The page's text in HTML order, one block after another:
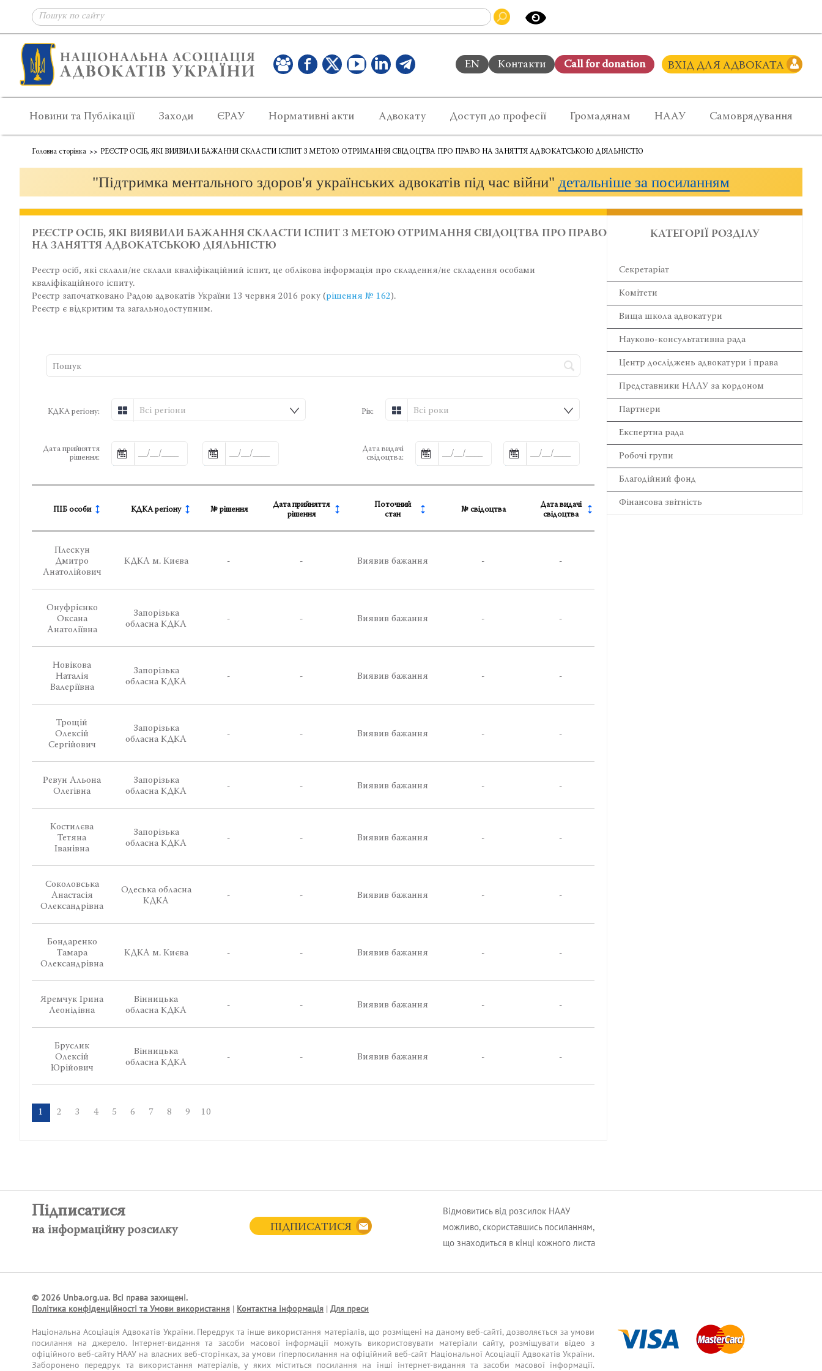
EN Контакти Сall for donation ВХІД ДЛЯ АДВОКАТА
Новини та Публікації Заходи ЄРАУ Нормативні акти Адвокату Доступ до професії Громадянам НААУ Самоврядування
Головна сторінка РЕЄСТР ОСІБ, ЯКІ ВИЯВИЛИ БАЖАННЯ СКЛАСТИ ІСПИТ З МЕТОЮ ОТРИМАННЯ СВІДОЦТВА ПРО ПРАВО НА ЗАНЯТТЯ АДВОКАТСЬКОЮ ДІЯЛЬНІСТЮ
"Підтримка ментального здоров'я українських адвокатів під час війни" детальніше за посиланням
РЕЄСТР ОСІБ, ЯКІ ВИЯВИЛИ БАЖАННЯ СКЛАСТИ ІСПИТ З МЕТОЮ ОТРИМАННЯ СВІДОЦТВА ПРО ПРАВО
НА ЗАНЯТТЯ АДВОКАТСЬКОЮ ДІЯЛЬНІСТЮ
Реєстр осіб, які склали/не склали кваліфікаційний іспит, це облікова інформація про складення/не складення особами
кваліфікаційного іспиту.
Реєстр започатковано Радою адвокатів України 13 червня 2016 року ( рішення № 162).
Реєстр є відкритим та загальнодоступним.
КДКА регіону: Всі регіони Рік: Всі роки
Дата прийняття
рішення:
Дата видачі
свідоцтва:
ПІБ особи КДКА регіону № рішення
Дата прийняття
рішення
Поточний
стан
№ свідоцтва
Дата видачі
свідоцтва
Плескун
Дмитро
Анатолійович
КДКА м. Києва - - Виявив бажання - -
Онуфрієнко
Оксана
Анатоліївна
Запорізька
обласна КДКА
- - Виявив бажання - -
Новікова
Наталія
Валеріївна
Запорізька
обласна КДКА
- - Виявив бажання - -
Трощій
Олексій
Сергійович
Запорізька
обласна КДКА
- - Виявив бажання - -
Ревун Альона
Олегівна
Запорізька
обласна КДКА
- - Виявив бажання - -
Костилєва
Тетяна
Іванівна
Запорізька
обласна КДКА
- - Виявив бажання - -
Соколовська
Анастасія
Олександрівна
Одеська обласна
КДКА
- - Виявив бажання - -
Бондаренко
Тамара
Олександрівна
КДКА м. Києва - - Виявив бажання - -
Яремчук Ірина
Леонідівна
Вінницька
обласна КДКА
- - Виявив бажання - -
Бруслик
Олексій
Юрійович
Вінницька
обласна КДКА
- - Виявив бажання - -
1 2 3 4 5 6 7 8 9 10
КАТЕГОРІЇ РОЗДІЛУ
Секретаріат
Комітети
Вища школа адвокатури
Науково-консультативна рада
Центр досліджень адвокатури і права
Представники НААУ за кордоном
Партнери
Експертна рада
Робочі групи
Благодійний фонд
Фінансова звітність
Підписатися
на інформаційну розсилку ПІДПИСАТИСЯ
Відмовитись від розсилок НААУ
можливо, скориставшись посиланням,
що знаходиться в кінці кожного листа
© 2026 Unba.org.ua. Всі права захищені.
Політика конфіденційності та Умови використання | Контактна інформація | Для преси
Національна Асоціація Адвокатів України. Передрук та інше використання матеріалів, що розміщені на даному веб-сайті, дозволяється за умови
посилання на джерело. Інтернет-видання та засоби масової інформації можуть використовувати матеріали сайту, розміщувати відео з
офіційного веб-сайту НААУ на власних веб-сторінках, за умови гіперпосилання на офіційний веб-сайт Національної Асоціації Адвокатів України.
Заборонено передрук та використання матеріалів, у яких міститься посилання на інші інтернет-видання та засоби масової інформації.